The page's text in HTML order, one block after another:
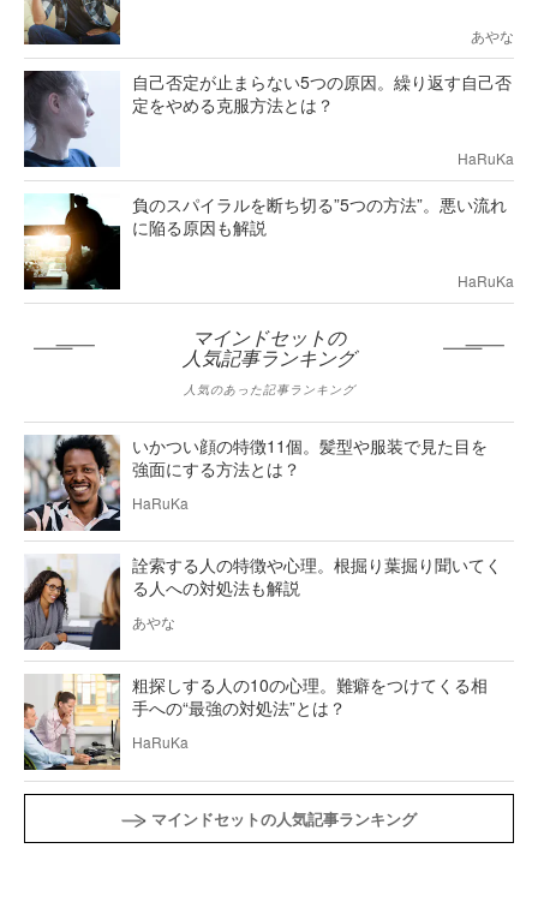
あやな
自己否定が止まらない5つの原因。繰り返す自己否
定をやめる克服方法とは？
HaRuKa
負のスパイラルを断ち切る”5つの方法”。悪い流れ
に陥る原因も解説
HaRuKa
マインドセットの
人気記事ランキング
人気のあった記事ランキング
いかつい顔の特徴11個。髪型や服装で見た目を
強面にする方法とは？
HaRuKa
詮索する人の特徴や心理。根掘り葉掘り聞いてく
る人への対処法も解説
あやな
粗探しする人の10の心理。難癖をつけてくる相
手への“最強の対処法”とは？
HaRuKa
マインドセットの人気記事ランキング